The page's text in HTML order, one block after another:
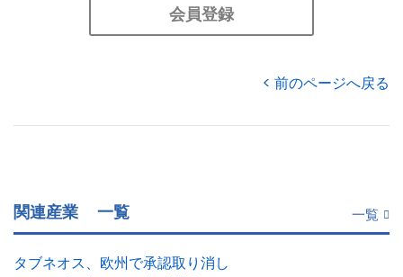
会員登録
前のページへ戻る
関連産業 一覧 一覧
タブネオス、欧州で承認取り消し